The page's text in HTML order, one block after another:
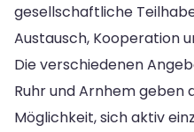
gesellschaftliche
Austausch, Kooperation
Die verschiedenen
Ruhr und Arnhem geben
Möglichkeit, sich aktiv